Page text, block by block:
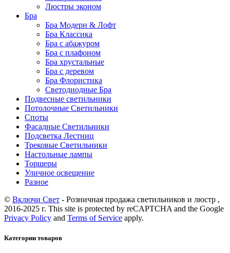
Люстры эконом
Бра
Бра Модерн & Лофт
Бра Классика
Бра с абажуром
Бра с плафоном
Бра хрустальные
Бра с деревом
Бра Флористика
Светодиодные Бра
Подвесные светильники
Потолочные Светильники
Споты
Фасадные Светильники
Подсветка Лестниц
Трековые Светильники
Настольные лампы
Торшеры
Уличное освещение
Разное
© Включи Свет - Розничная продажа светильников и люстр ,
2016-2025 г. This site is protected by reCAPTCHA and the Google
Privacy Policy and Terms of Service apply.
Категории товаров